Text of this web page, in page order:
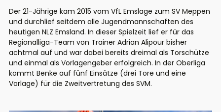
Der 21-Jährige kam 2015 vom VfL Emslage zum SV Meppen
und durchlief seitdem alle Jugendmannschaften des
heutigen NLZ Emsland. In dieser Spielzeit lief er für das
Regionalliga-Team von Trainer Adrian Alipour bisher
achtmal auf und war dabei bereits dreimal als Torschütze
und einmal als Vorlagengeber erfolgreich. In der Oberliga
kommt Benke auf fünf Einsätze (drei Tore und eine
Vorlage) für die Zweitvertretung des SVM.